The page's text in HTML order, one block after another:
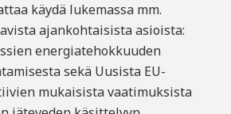
käydä lukemassa mm.
ajankohtaisista asioista:
energiatehokkuuden
sekä Uusista EU-
mukaisista vaatimuksista